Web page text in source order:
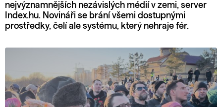
nejvýznamnějších nezávislých médií v zemi, server
Index.hu. Novináři se brání všemi dostupnými
prostředky, čelí ale systému, který nehraje fér.